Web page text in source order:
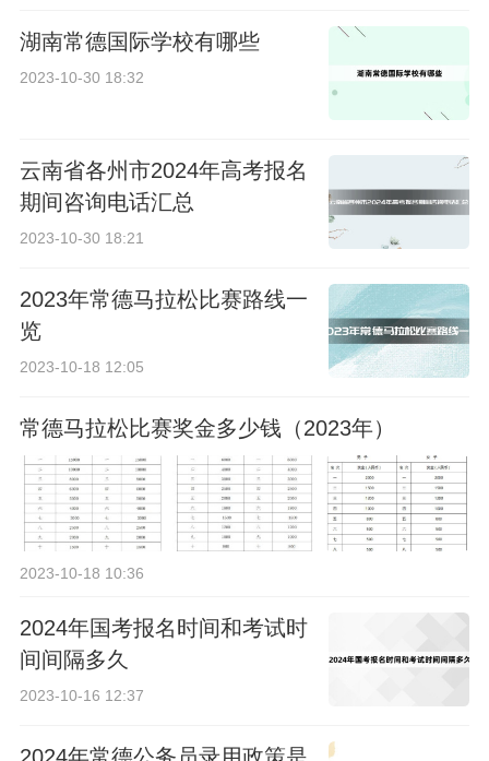
湖南常德国际学校有哪些
2023-10-30 18:32
云南省各州市2024年高考报名
期间咨询电话汇总
2023-10-30 18:21
2023年常德马拉松比赛路线一
览
2023-10-18 12:05
常德马拉松比赛奖金多少钱（2023年）
2023-10-18 10:36
2024年国考报名时间和考试时
间间隔多久
2023-10-16 12:37